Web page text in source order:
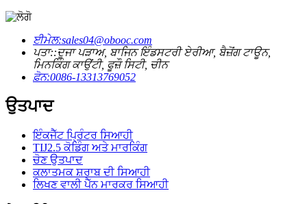
ਈਮੇਲ:sales04@obooc.com
ਪਤਾ::ਦੂਜਾ ਪੜਾਅ, ਬਾਜਿਨ ਇੰਡਸਟਰੀ ਏਰੀਆ, ਬੈਜ਼ੋਂਗ ਟਾਊਨ,
ਮਿਨਕਿੰਗ ਕਾਉਂਟੀ, ਫੂਜ਼ੌ ਸਿਟੀ, ਚੀਨ
ਫ਼ੋਨ:0086-13313769052
ਉਤਪਾਦ
ਇੰਕਜੈੱਟ ਪ੍ਰਿੰਟਰ ਸਿਆਹੀ
TIJ2.5 ਕੋਡਿੰਗ ਅਤੇ ਮਾਰਕਿੰਗ
ਚੋਣ ਉਤਪਾਦ
ਕਲਾਤਮਕ ਸ਼ਰਾਬ ਦੀ ਸਿਆਹੀ
ਲਿਖਣ ਵਾਲੀ ਪੈੱਨ ਮਾਰਕਰ ਸਿਆਹੀ